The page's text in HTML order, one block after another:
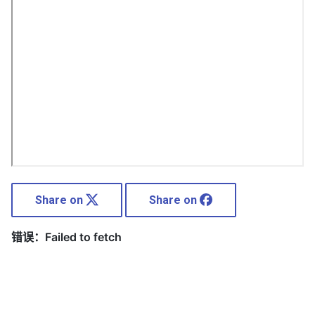
Share on Share on